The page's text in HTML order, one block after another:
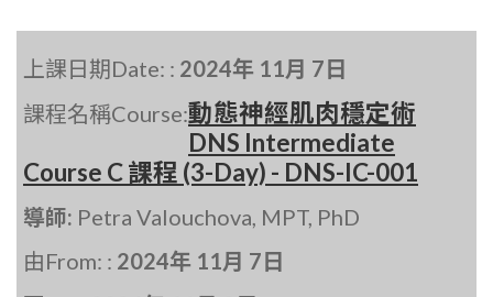
上課日期Date: : 2024年 11月 7日
課程名稱Course:動態神經肌肉穩定術
DNS Intermediate
Course C 課程 (3-Day) - DNS-IC-001
導師: Petra Valouchova, MPT, PhD
由From: : 2024年 11月 7日